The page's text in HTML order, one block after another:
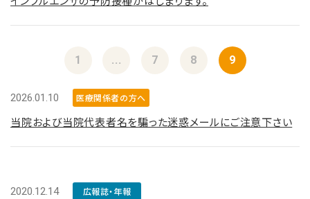
1 ... 7 8 9
2026.01.10 医療関係者の方へ
当院および当院代表者名を騙った迷惑メールにご注意下さい
2020.12.14 広報誌・年報